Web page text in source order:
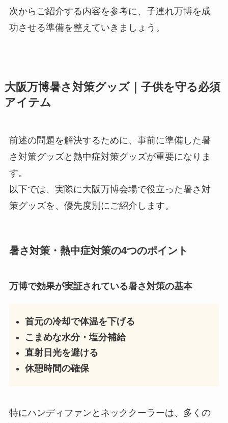
次からご紹介する内容を参考に、子連れ万博を成
功させる準備を整えていきましょう。
大阪万博暑さ対策グッズ｜子供を守る必須
アイテム
前述の問題を解決するために、事前に準備した暑
さ対策グッズと熱中症対策グッズが重要になりま
す。
以下では、実際に大阪万博会場で役立った暑さ対
策グッズを、優先度別にご紹介します。
暑さ対策・熱中症対策の4つのポイント
万博で効果が実証されている暑さ対策の基本
首元の冷却で体温を下げる
こまめな水分・塩分補給
直射日光を避ける
休憩時間の確保
特にハンディファンとネッククーラーは、多くの